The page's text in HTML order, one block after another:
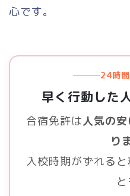
心です。
24時間
早く行動した
合宿免許は人気の
り
入校時期がずれる
と